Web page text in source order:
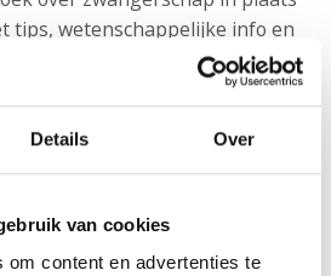
Details Over
van cookies
om content en advertenties te
tips, wetenschappelijke info en